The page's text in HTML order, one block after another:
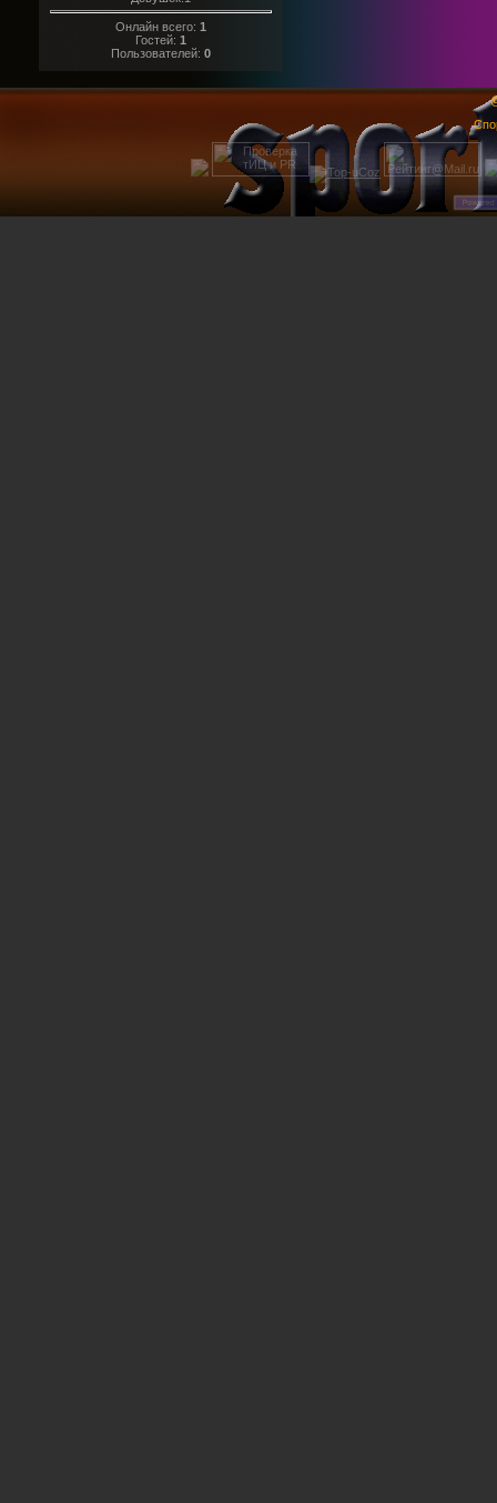
Онлайн всего: 1
Гостей: 1
Пользователей: 0